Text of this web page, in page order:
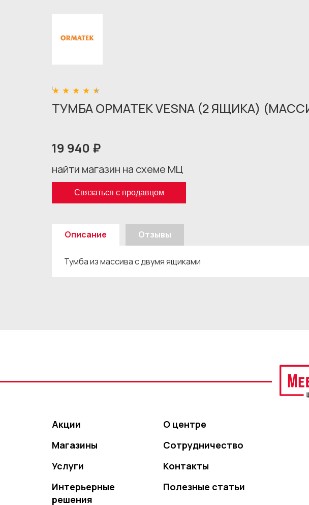
ТУМБА ОРМАТЕК VESNA (2 ЯЩИКА)
19 940 ₽
найти магазин на схеме МЦ
Связаться с продавцом
Описание Отзывы
Тумба из массива с двумя ящиками
Акции
Магазины
Услуги
Интерьерные
решения
О центре
Сотрудничество
Контакты
Полезные статьи